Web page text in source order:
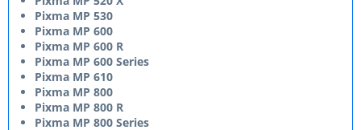
Pixma MP 530
Pixma MP 600
Pixma MP 600 R
Pixma MP 600 Series
Pixma MP 610
Pixma MP 800
Pixma MP 800 R
Pixma MP 800 Series